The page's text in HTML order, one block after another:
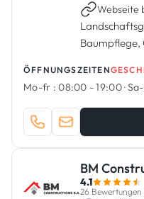
Webseite
Baumpflege,
ÖFFNUNGSZEITEN
Mo-fr : 08:00 - 19:00·
BM
4.1
26